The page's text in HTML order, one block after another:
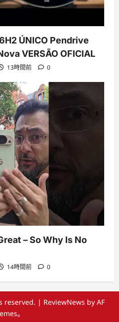
ÚNICO Pendrive
VERSÃO OFICIAL
13時間前 0
– So Why Is No
14時間前 0
reserved. | ReviewNews by AF
。